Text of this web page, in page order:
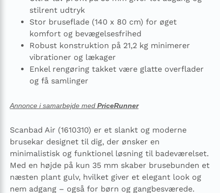
stilrent udtryk
Stor bruseflade (140 x 80 cm) for øget
komfort og bevægelsesfrihed
Robust konstruktion på 21,2 kg minimerer
vibrationer og lækager
Enkel rengøring takket være glatte overflader
og få samlinger
Annonce i samarbejde med PriceRunner
Scanbad Air (1610310) er et slankt og moderne
brusekar designet til dig, der ønsker en
minimalistisk og funktionel løsning til badeværelset.
Med en højde på kun 35 mm skaber brusebunden et
næsten plant gulv, hvilket giver et elegant look og
nem adgang – også for børn og gangbesværede.